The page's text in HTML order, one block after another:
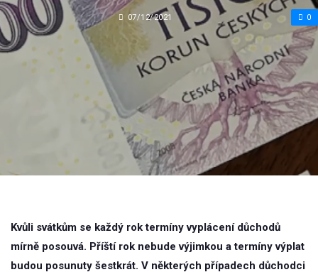
07/12/2021 0
Kvůli svátkům se každý rok termíny vyplácení důchodů
mírně posouvá. Příští rok nebude výjimkou a termíny výplat
budou posunuty šestkrát. V některých případech důchodci